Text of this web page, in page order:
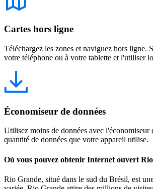
Cartes hors ligne
Téléchargez les zones et naviguez hors ligne.
votre téléphone ou à votre tablette et l'utiliser
Économiseur de données
Utilisez moins de données avec
quantité de données que votre appareil utilise.
Où vous pouvez obtenir Internet ouvert
Rio Grande, situé dans le sud du Brésil, est